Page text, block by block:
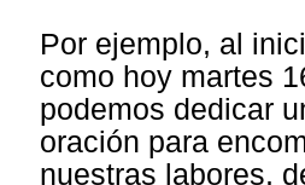
Por ejemplo, al
como hoy martes
podemos dedicar
oración para
nuestras labores,